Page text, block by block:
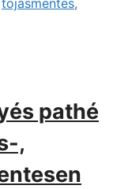
tojásmentes,
pathé
,